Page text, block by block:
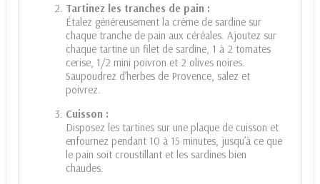
Tartinez les tranches de pain :
Étalez généreusement la crème de sardine sur
chaque tranche de pain aux céréales. Ajoutez sur
chaque tartine un filet de sardine, 1 à 2 tomates
cerise, 1/2 mini poivron et 2 olives noires.
Saupoudrez d’herbes de Provence, salez et
poivrez.
Cuisson :
Disposez les tartines sur une plaque de cuisson et
enfournez pendant 10 à 15 minutes, jusqu’à ce que
le pain soit croustillant et les sardines bien
chaudes.